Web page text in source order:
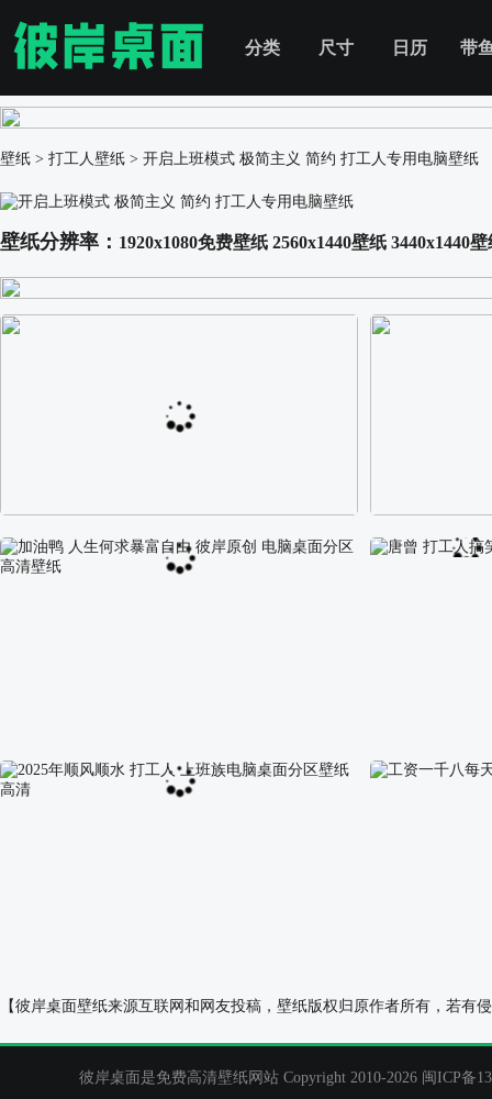
分类 尺寸 日历 带
壁纸 > 打工人壁纸 > 开启上班模式 极简主义 简约 打工人专用电脑壁纸
壁纸分辨率： 1920x1080免费壁纸 2560x1440壁纸 3440x1440壁
阿尔卑斯山区自然风景壁纸 校园长发可爱
加油鸭 人生何求暴富自由 彼岸原创 电脑桌面分区
高清壁纸
唐曾 打工人搞
【彼岸桌面壁纸来源互联网和网友投稿，壁纸版权归原作者所有，若
彼岸桌面是免费高清壁纸网站 Copyright 2010-2026 闽ICP备